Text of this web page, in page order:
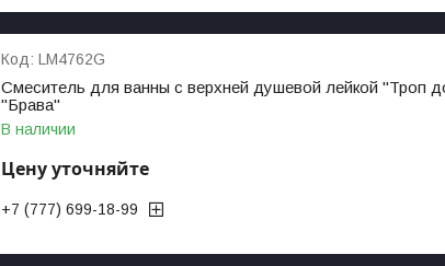
LM4762G
Смеситель для ванны с верхней душевой лейкой "Троп
"Брава"
В наличии
Цену уточняйте
+7 (777) 699-18-99